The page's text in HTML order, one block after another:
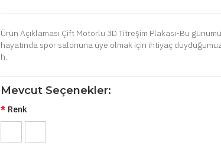
Ürün Açıklaması Çift Motorlu 3D Titreşim Plakası-Bu
hayatında spor salonuna üye olmak için ihtiyaç
h..
Mevcut Seçenekler:
Renk